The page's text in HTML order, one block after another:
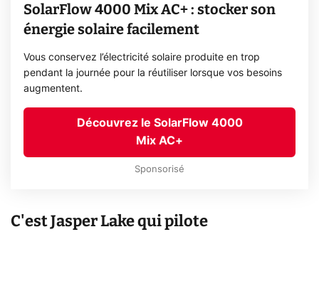
SolarFlow 4000 Mix AC+ : stocker son
énergie solaire facilement
Vous conservez l’électricité solaire produite en trop
pendant la journée pour la réutiliser lorsque vos besoins
augmentent.
Découvrez le SolarFlow 4000
Mix AC+
Sponsorisé
C'est Jasper Lake qui pilote